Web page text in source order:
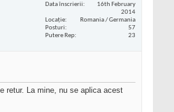
Data înscrierii
16th February
2014
Locaţie
Romania / Germania
Posturi
57
Putere Rep
23
retur. La mine, nu se aplica acest